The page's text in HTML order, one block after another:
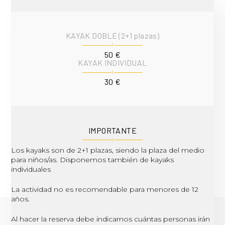
KAYAK DOBLE (2+1 plazas)
50 €
KAYAK INDIVIDUAL
30 €
IMPORTANTE
Los kayaks son de 2+1 plazas, siendo la plaza del medio
para niños/as. Disponemos también de kayaks
individuales
La actividad no es recomendable para menores de 12
años.
Al hacer la reserva debe indicarnos cuántas personas irán